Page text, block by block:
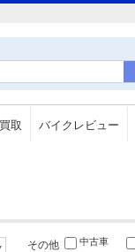
取 バイクレビュー
その他 中古車